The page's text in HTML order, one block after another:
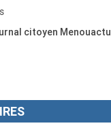
citoyen Menouactu